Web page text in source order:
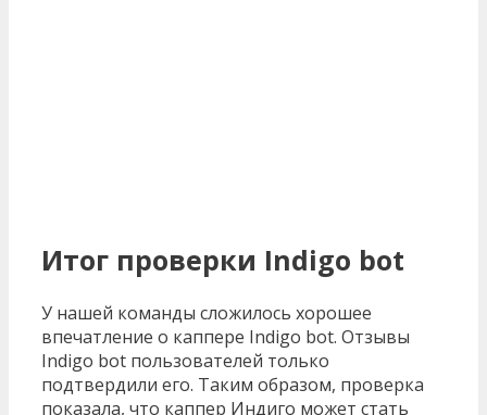
Итог проверки Indigo bot
У нашей команды сложилось хорошее
впечатление о каппере Indigo bot. Отзывы
Indigo bot пользователей только
подтвердили его. Таким образом, проверка
показала, что каппер Индиго может стать